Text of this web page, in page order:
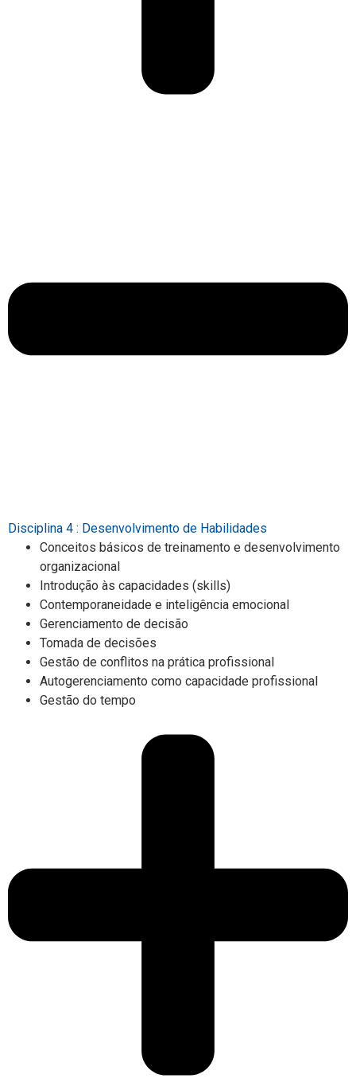
Disciplina 4 : Desenvolvimento de Habilidades
Conceitos básicos de treinamento e desenvolvimento
organizacional
Introdução às capacidades (skills)
Contemporaneidade e inteligência emocional
Gerenciamento de decisão
Tomada de decisões
Gestão de conflitos na prática profissional
Autogerenciamento como capacidade profissional
Gestão do tempo